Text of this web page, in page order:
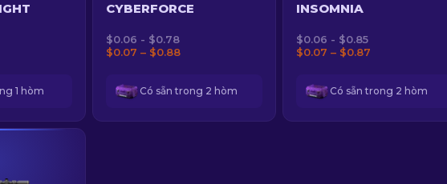
1 hòm
CYBERFORCE
$0.06 - $0.78
$0.07 – $0.88
Có sẵn trong 2 hòm
INSOMNIA
$0.06 - $0.85
$0.07 – $0.87
Có sẵn trong 2 hòm